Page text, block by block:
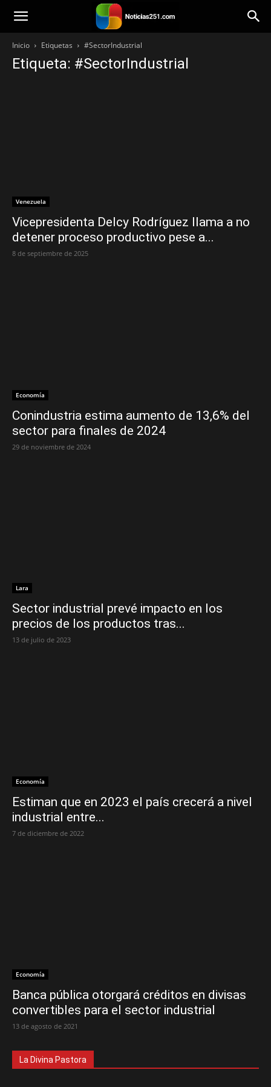
Noticias251
Inicio Etiquetas #SectorIndustrial
Etiqueta: #SectorIndustrial
Venezuela
Vicepresidenta Delcy Rodríguez llama a no
detener proceso productivo pese a...
8 de septiembre de 2025
Economía
Conindustria estima aumento de 13,6% del
sector para finales de 2024
29 de noviembre de 2024
Lara
Sector industrial prevé impacto en los
precios de los productos tras...
13 de julio de 2023
Economía
Estiman que en 2023 el país crecerá a nivel
industrial entre...
7 de diciembre de 2022
Economía
Banca pública otorgará créditos en divisas
convertibles para el sector industrial
13 de agosto de 2021
La Divina Pastora